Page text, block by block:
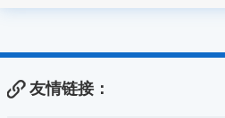
友情链接：